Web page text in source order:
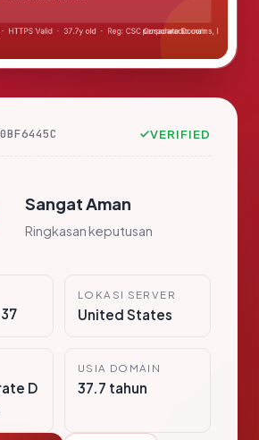
VERIFIED
Sangat Aman
Ringkasan keputusan
LOKASI SERVER
United States
D
USIA DOMAIN
37.7 tahun